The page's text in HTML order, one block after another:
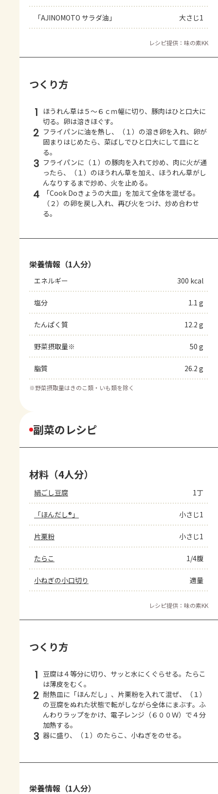
「AJINOMOTO サラダ油」 大さじ1
レシピ提供：味の素KK
つくり方
1
ほうれん草は５～６ｃｍ幅に切り、豚肉はひと口大に
切る。卵は溶きほぐす。
2 フライパンに油を熱し、（１）の溶き卵を入れ、卵が
固まりはじめたら、菜ばしでひと口大にして皿にと
る。
3 フライパンに（１）の豚肉を入れて炒め、肉に火が通
ったら、（１）のほうれん草を加え、ほうれん草がし
んなりするまで炒め、火を止める。
4
「Cook Doきょうの大皿」を加えて全体を混ぜる。
（２）の卵を戻し入れ、再び火をつけ、炒め合わせ
る。
栄養情報（1人分）
エネルギー 300 kcal
塩分 1.1 g
たんぱく質 12.2 g
野菜摂取量※ 50 g
脂質 26.2 g
※野菜摂取量はきのこ類・いも類を除く
副菜のレシピ
材料（4人分）
絹ごし豆腐 1丁
「ほんだし®」 小さじ1
片栗粉 小さじ1
たらこ 1/4腹
小ねぎの小口切り 適量
レシピ提供：味の素KK
つくり方
1 豆腐は４等分に切り、サッと水にくぐらせる。たらこ
は薄皮をむく。
2 耐熱皿に「ほんだし」、片栗粉を入れて混ぜ、（１）
の豆腐をぬれた状態で転がしながら全体にまぶす。ふ
んわりラップをかけ、電子レンジ（６００Ｗ）で４分
加熱する。
3 器に盛り、（１）のたらこ、小ねぎをのせる。
栄養情報（1人分）